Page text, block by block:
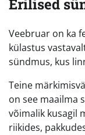
Erilised
Veebruar on ka
külastus
sündmus, kus
Teine
on see maailma
võimalik kusagil
riikides,